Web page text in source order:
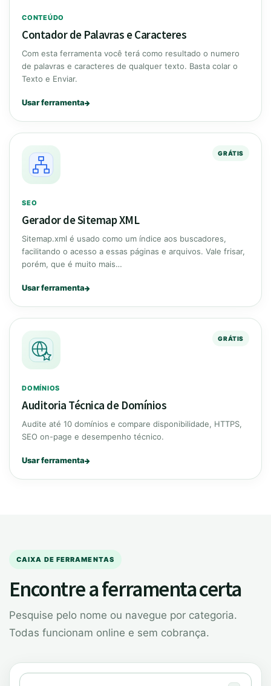
CONTEÚDO
Contador de Palavras e Caracteres
Com esta ferramenta você terá como resultado o numero
de palavras e caracteres de qualquer texto. Basta colar o
Texto e Enviar.
Usar ferramenta
GRÁTIS
SEO
Gerador de Sitemap XML
Sitemap.xml é usado como um índice aos buscadores,
facilitando o acesso a essas páginas e arquivos. Vale frisar,
porém, que é muito mais…
Usar ferramenta
GRÁTIS
DOMÍNIOS
Auditoria Técnica de Domínios
Audite até 10 domínios e compare disponibilidade, HTTPS,
SEO on-page e desempenho técnico.
Usar ferramenta
CAIXA DE FERRAMENTAS
Encontre a ferramenta certa
Pesquise pelo nome ou navegue por categoria.
Todas funcionam online e sem cobrança.